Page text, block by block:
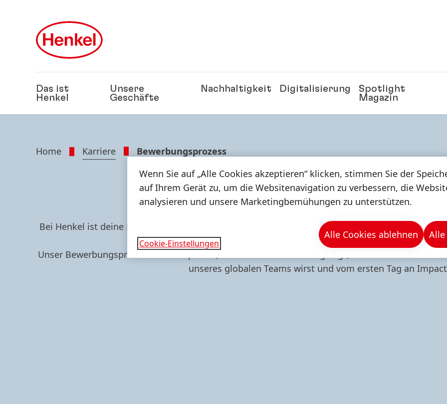
Das ist
Henkel
Unsere
Geschäfte
Nachhaltigkeit Digitalisierung
Spotlight
Magazin
Home Karriere Bewerbungsprozess
Bei Henkel ist deine Bewerbung mehr als nur ein Lebenslauf – sie ist dein erster Schritt, die
zu formen.
Unser Bewerbungsprozess ist transparent, inklusiv und darauf ausgelegt, dass du dein echtes
unseres globalen Teams wirst und vom ersten Tag an
Wenn Sie auf „Alle Cookies akzeptieren“ klicken, stimmen Sie der
auf Ihrem Gerät zu, um die Websitenavigation zu verbessern, die
analysieren und unsere Marketingbemühungen zu unterstützen.
Cookie-Einstellungen
Alle Cookies ablehnen